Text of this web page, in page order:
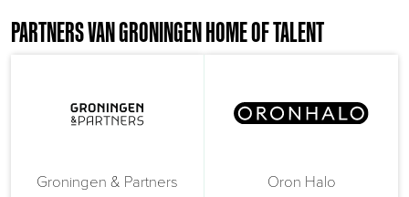
PARTNERS VAN GRONINGEN HOME OF TALENT
Groningen & Partners Oron Halo